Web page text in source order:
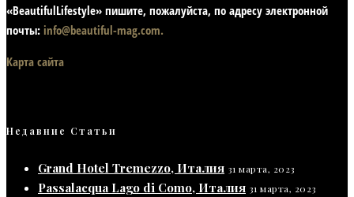
«BeautifulLifestyle» пишите, пожалуйста, по адресу электронной
почты: info@beautiful-mag.com.
Карта сайта
Недавние Статьи
Grand Hotel Tremezzo, Италия 31 марта, 2023
Passalacqua Lago di Como, Италия 31 марта, 2023